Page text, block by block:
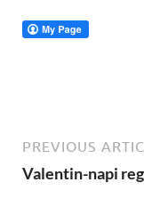
PREVIOUS
Valentin-napi